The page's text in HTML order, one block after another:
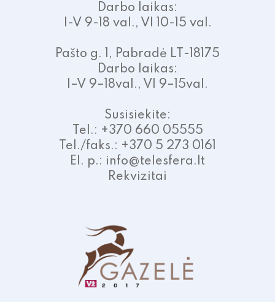
Darbo laikas:
I-V 9-18 val., VI 10-15 val.
Pašto g. 1, Pabradė LT-18175
Darbo laikas:
I–V 9–18val., VI 9–15val.
Susisiekite:
Tel.: +370 660 05555
Tel./faks.: +370 5 273 0161
El. p.: info@telesfera.lt
Rekvizitai